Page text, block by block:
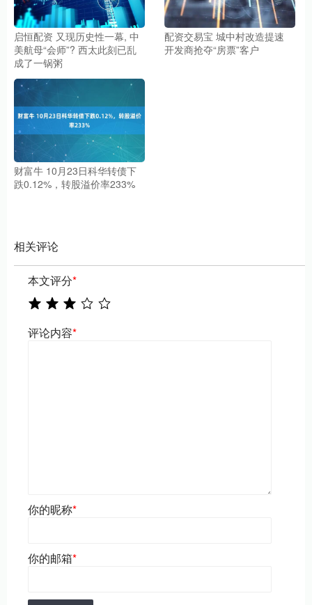
启恒配资 又现历史性一幕, 中
美航母“会师”? 西太此刻已乱
成了一锅粥
配资交易宝 城中村改造提速
开发商抢夺“房票”客户
财富牛 10月23日科华转债下
跌0.12%，转股溢价率233%
相关评论
本文评分*
评论内容*
你的昵称*
你的邮箱*